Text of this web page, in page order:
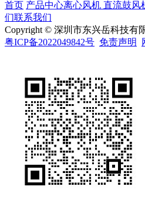
首页 产品中心离心风机 直流鼓风
们联系我们
Copyright © 深圳市东兴岳科技有
粤ICP备2022049842号 免责声明